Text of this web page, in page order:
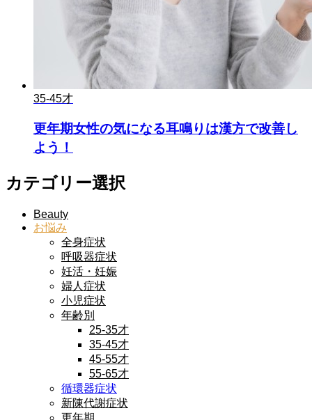
35-45才
更年期女性の気になる耳鳴りは漢方で改善し
よう！
カテゴリー選択
Beauty
お悩み
全身症状
呼吸器症状
妊活・妊娠
婦人症状
小児症状
年齢別
25-35才
35-45才
45-55才
55-65才
循環器症状
新陳代謝症状
更年期